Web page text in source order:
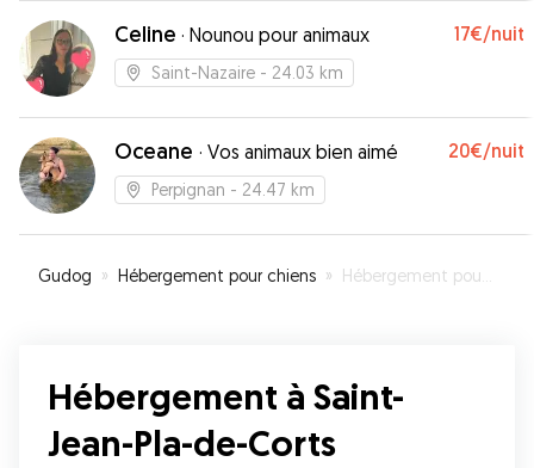
Celine · Nounou pour animaux 17€/nuit
Saint-Nazaire - 24.03 km
Oceane · Vos animaux bien aimé 20€/nuit
Perpignan - 24.47 km
Gudog » Hébergement pour chiens » Hébergement pour votre chien à Saint-Jean-Pla-de-Corts
Hébergement à Saint-
Jean-Pla-de-Corts